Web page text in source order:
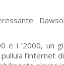
e i ‘2000, un
l’internet